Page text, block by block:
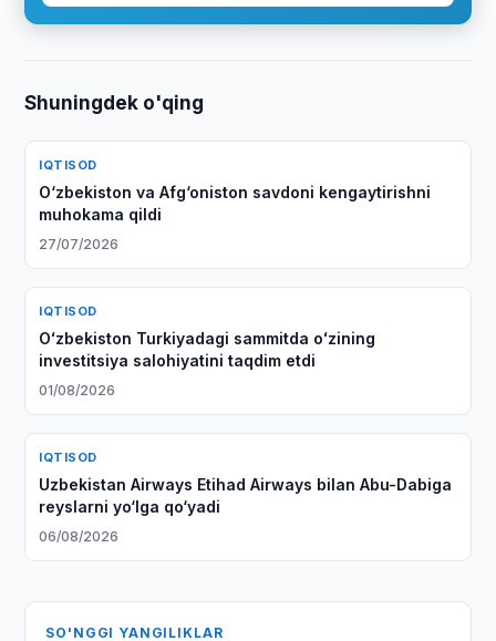
Shuningdek o'qing
IQTISOD
O‘zbekiston va Afg‘oniston savdoni kengaytirishni
muhokama qildi
27/07/2026
IQTISOD
Oʻzbekiston Turkiyadagi sammitda oʻzining
investitsiya salohiyatini taqdim etdi
01/08/2026
IQTISOD
Uzbekistan Airways Etihad Airways bilan Abu-Dabiga
reyslarni yo‘lga qo‘yadi
06/08/2026
SO'NGGI YANGILIKLAR